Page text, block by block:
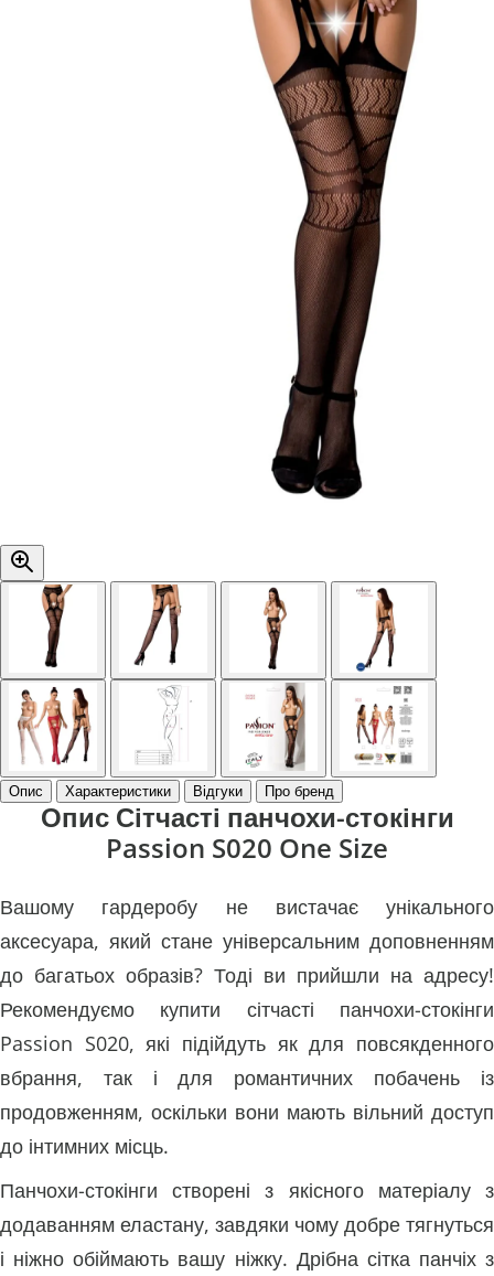
Опис Характеристики Відгуки Про бренд
Опис Сітчасті панчохи-стокінги
Passion S020 One Size
Вашому гардеробу не вистачає унікального
аксесуара, який стане універсальним доповненням
до багатьох образів? Тоді ви прийшли на адресу!
Рекомендуємо купити сітчасті панчохи-стокінги
Passion S020, які підійдуть як для повсякденного
вбрання, так і для романтичних побачень із
продовженням, оскільки вони мають вільний доступ
до інтимних місць.
Панчохи-стокінги створені з якісного матеріалу з
додаванням еластану, завдяки чому добре тягнуться
і ніжно обіймають вашу ніжку. Дрібна сітка панчіх з